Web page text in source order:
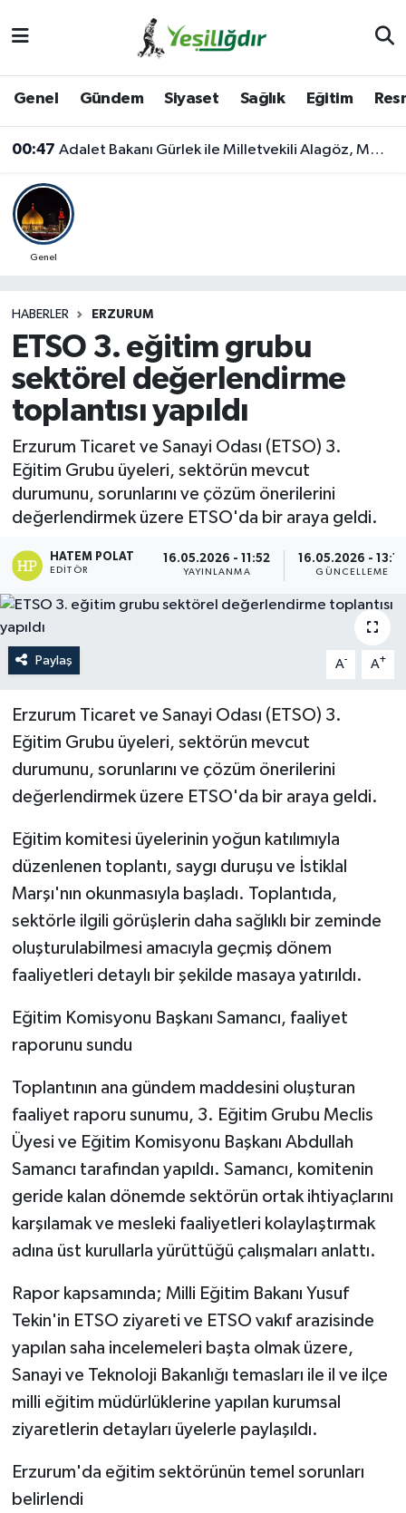
Genel Gündem Siyaset Sağlık Eğitim
00:47 Adalet Bakanı Gürlek ile Milletvekili Alagöz, MHP İl Başkanlığını Ziyaret Etti
Genel
HABERLER ERZURUM
ETSO 3. eğitim grubu
sektörel değerlendirme
toplantısı yapıldı
Erzurum Ticaret ve Sanayi Odası (ETSO) 3.
Eğitim Grubu üyeleri, sektörün mevcut
durumunu, sorunlarını ve çözüm önerilerini
değerlendirmek üzere ETSO'da bir araya geldi.
HATEM POLAT
EDITÖR
16.05.2026 - 11:52
YAYINLANMA
16.05.2026 - 13:16
GÜNCELLEME
Paylaş A- A+
Erzurum Ticaret ve Sanayi Odası (ETSO) 3.
Eğitim Grubu üyeleri, sektörün mevcut
durumunu, sorunlarını ve çözüm önerilerini
değerlendirmek üzere ETSO'da bir araya geldi.
Eğitim komitesi üyelerinin yoğun katılımıyla
düzenlenen toplantı, saygı duruşu ve İstiklal
Marşı'nın okunmasıyla başladı. Toplantıda,
sektörle ilgili görüşlerin daha sağlıklı bir zeminde
oluşturulabilmesi amacıyla geçmiş dönem
faaliyetleri detaylı bir şekilde masaya yatırıldı.
Eğitim Komisyonu Başkanı Samancı, faaliyet
raporunu sundu
Toplantının ana gündem maddesini oluşturan
faaliyet raporu sunumu, 3. Eğitim Grubu Meclis
Üyesi ve Eğitim Komisyonu Başkanı Abdullah
Samancı tarafından yapıldı. Samancı, komitenin
geride kalan dönemde sektörün ortak ihtiyaçlarını
karşılamak ve mesleki faaliyetleri kolaylaştırmak
adına üst kurullarla yürüttüğü çalışmaları anlattı.
Rapor kapsamında; Milli Eğitim Bakanı Yusuf
Tekin'in ETSO ziyareti ve ETSO vakıf arazisinde
yapılan saha incelemeleri başta olmak üzere,
Sanayi ve Teknoloji Bakanlığı temasları ile il ve ilçe
milli eğitim müdürlüklerine yapılan kurumsal
ziyaretlerin detayları üyelerle paylaşıldı.
Erzurum'da eğitim sektörünün temel sorunları
belirlendi
Iğdır Trafik Yoğunluk Haritası
Süper Lig Puan Durumu ve Fikstür
Son Dakika Haberleri
Haber Arşivi